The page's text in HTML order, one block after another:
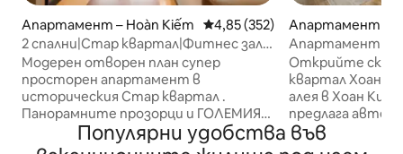
Апартамент – Hoàn Kiếm Средна оценка: 4,85 от 5,
4,85 (352)
2 спални|Стар квартал|Фитнес зала|
Ежедневно почистване|Тераса
Модерен отворен план супер
просторен апартамент в
историческия Стар квартал .
Панорамните прозорци и ГОЛЕМИЯТ
БАЛКОН ви дават най - добрата
гледка към града и пълен изглед към
Апартамент –
Апартамент в
Старият
Кухня 5
Открийте
квартал Хоан Кийм Сгушена в
алея в Хоан
предлага
Ханой, само на
оживения
Популярни удобства във